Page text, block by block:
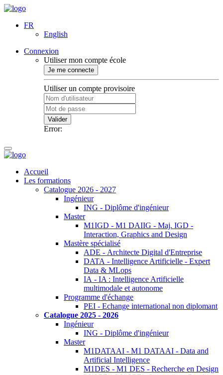
FR
English
Connexion
Utiliser mon compte école
Je me connecte
Utiliser un compte provisoire
Valider
Error:
Accueil
Les formations
Catalogue 2026 - 2027
Ingénieur
ING - Diplôme d'ingénieur
Master
M1IGD - M1 DAIIG - Maj. IGD -
Interaction, Graphics and Design
Mastère spécialisé
ADE - Architecte Digital d'Entreprise
DATA - Intelligence Artificielle - Expert
Data & MLops
IA - IA : Intelligence Artificielle
multimodale et autonome
Programme d'échange
PEI - Echange international non diplomant
Catalogue 2025 - 2026
Ingénieur
ING - Diplôme d'ingénieur
Master
M1DATAAI - M1 DATAAI - Data and
Artificial Intelligence
M1DES - M1 DES - Recherche en Design